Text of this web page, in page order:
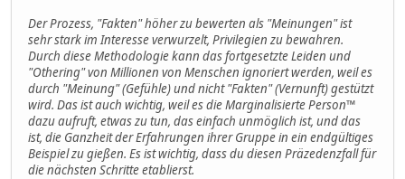
Der Prozess, "Fakten" höher zu bewerten als "Meinungen" ist
sehr stark im Interesse verwurzelt, Privilegien zu bewahren.
Durch diese Methodologie kann das fortgesetzte Leiden und
"Othering" von Millionen von Menschen ignoriert werden, weil es
durch "Meinung" (Gefühle) und nicht "Fakten" (Vernunft) gestützt
wird. Das ist auch wichtig, weil es die Marginalisierte Person™
dazu aufruft, etwas zu tun, das einfach unmöglich ist, und das
ist, die Ganzheit der Erfahrungen ihrer Gruppe in ein endgültiges
Beispiel zu gießen. Es ist wichtig, dass du diesen Präzedenzfall für
die nächsten Schritte etablierst.